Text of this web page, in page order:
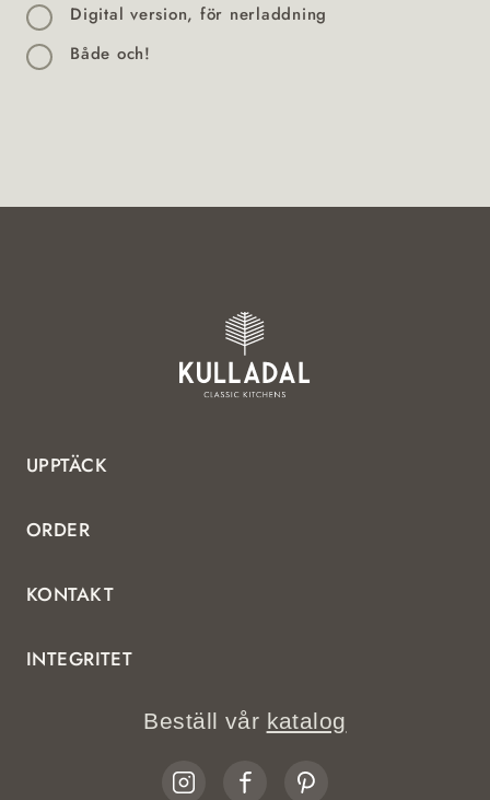
Digital version, för nerladdning
Både och!
UPPTÄCK
ORDER
KONTAKT
INTEGRITET
Beställ vår katalog